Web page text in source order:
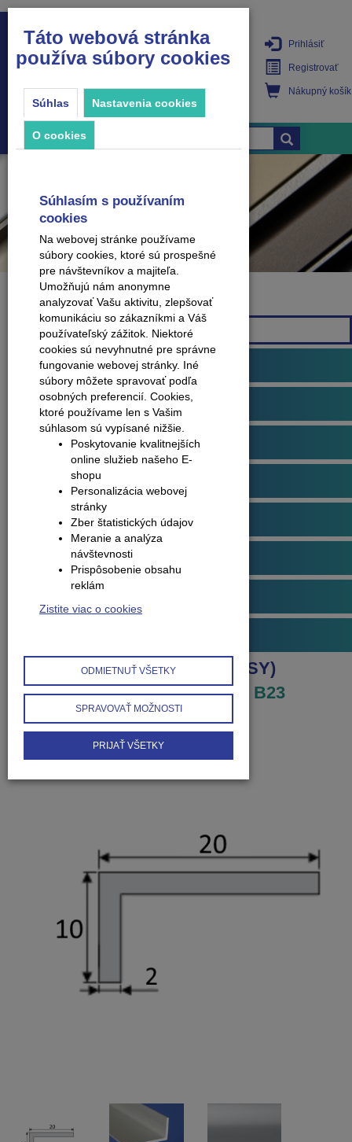
PRODUKTY
Prihlásiť
Registrovať
Nákupný košík
Značka
Všetky značky
Podlahové profily
Plávajúce podlahy
Dvere
Obklady na stenu
Obvodové lišty (soklové)
Príslušenstvo k podlahám
Produkty
Hobby profily (EASY)
Jednoduchý profil (EASY) - B23
Táto webová stránka
používa súbory cookies
Súhlas Nastavenia cookies
O cookies
Súhlasím s používaním
cookies
Na webovej stránke používame
súbory cookies, ktoré sú prospešné
pre návštevníkov a majiteľa.
Umožňujú nám anonymne
analyzovať Vašu aktivitu, zlepšovať
komunikáciu so zákazníkmi a Váš
používateľský zážitok. Niektoré
cookies sú nevyhnutné pre správne
fungovanie webovej stránky. Iné
súbory môžete spravovať podľa
osobných preferencií. Cookies,
ktoré používame len s Vašim
súhlasom sú vypísané nižšie.
Poskytovanie kvalitnejších
online služieb našeho E-
shopu
Personalizácia webovej
stránky
Zber štatistických údajov
Meranie a analýza
návštevnosti
Prispôsobenie obsahu
reklám
Zistite viac o cookies
ODMIETNUŤ VŠETKY
SPRAVOVAŤ MOŽNOSTI
PRIJAŤ VŠETKY